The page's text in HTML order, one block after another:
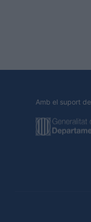
Amb el suport de